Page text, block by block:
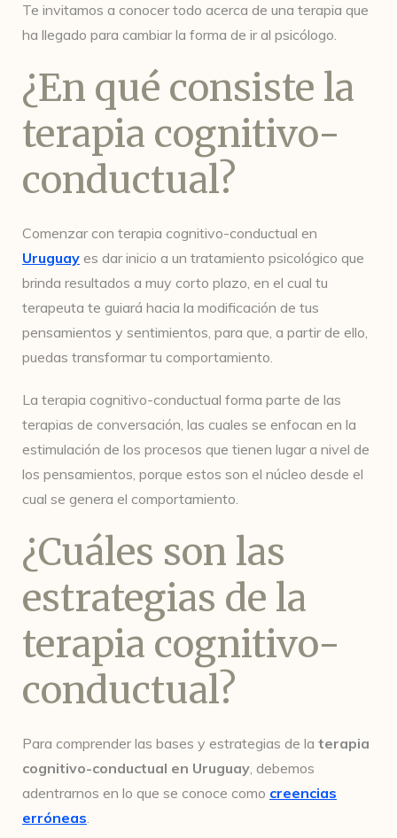
Te invitamos a conocer todo acerca de una terapia que
ha llegado para cambiar la forma de ir al psicólogo.
¿En qué consiste la
terapia cognitivo-
conductual?
Comenzar con terapia cognitivo-conductual en
Uruguay es dar inicio a un tratamiento psicológico que
brinda resultados a muy corto plazo, en el cual tu
terapeuta te guiará hacia la modificación de tus
pensamientos y sentimientos, para que, a partir de ello,
puedas transformar tu comportamiento.
La terapia cognitivo-conductual forma parte de las
terapias de conversación, las cuales se enfocan en la
estimulación de los procesos que tienen lugar a nivel de
los pensamientos, porque estos son el núcleo desde el
cual se genera el comportamiento.
¿Cuáles son las
estrategias de la
terapia cognitivo-
conductual?
Para comprender las bases y estrategias de la terapia
cognitivo-conductual en Uruguay, debemos
adentrarnos en lo que se conoce como creencias
erróneas.